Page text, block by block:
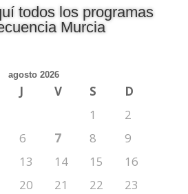
todos los programas
Murcia
agosto 2026
J V S
D
1
2
6 7 8
9
13 14 15
16
20 21 22
23